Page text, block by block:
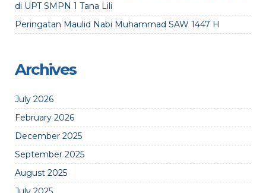
di UPT SMPN 1 Tana Lili
Peringatan Maulid Nabi Muhammad SAW 1447 H
Archives
July 2026
February 2026
December 2025
September 2025
August 2025